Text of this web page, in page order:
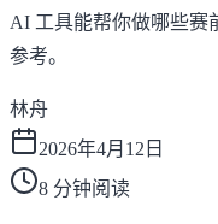
AI 工具能帮你做哪些赛
参考。
林舟
2026年4月12日
8 分钟阅读